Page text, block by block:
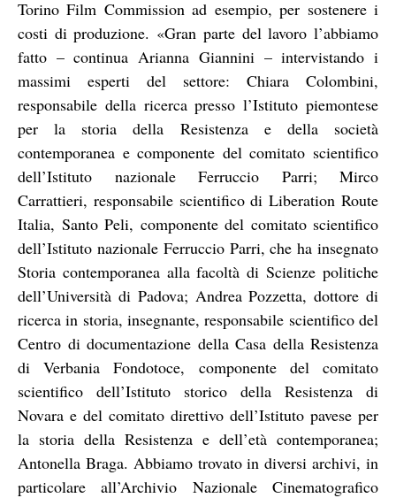
Torino Film Commission ad esempio, per sostenere i
costi di produzione. «Gran parte del lavoro l’abbiamo
fatto – continua Arianna Giannini – intervistando i
massimi esperti del settore: Chiara Colombini,
responsabile della ricerca presso l’Istituto piemontese
per la storia della Resistenza e della società
contemporanea e componente del comitato scientifico
dell’Istituto nazionale Ferruccio Parri; Mirco
Carrattieri, responsabile scientifico di Liberation Route
Italia, Santo Peli, componente del comitato scientifico
dell’Istituto nazionale Ferruccio Parri, che ha insegnato
Storia contemporanea alla facoltà di Scienze politiche
dell’Università di Padova; Andrea Pozzetta, dottore di
ricerca in storia, insegnante, responsabile scientifico del
Centro di documentazione della Casa della Resistenza
di Verbania Fondotoce, componente del comitato
scientifico dell’Istituto storico della Resistenza di
Novara e del comitato direttivo dell’Istituto pavese per
la storia della Resistenza e dell’età contemporanea;
Antonella Braga. Abbiamo trovato in diversi archivi, in
particolare all’Archivio Nazionale Cinematografico